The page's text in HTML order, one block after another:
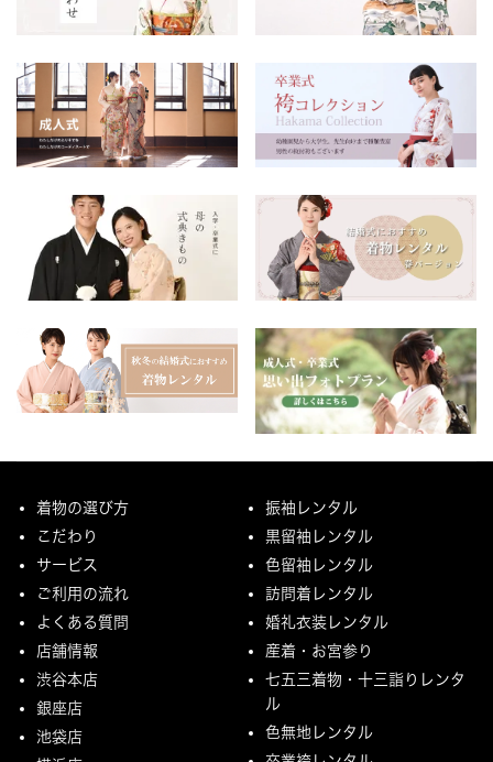
着物の選び方
こだわり
サービス
ご利用の流れ
よくある質問
店舗情報
渋谷本店
銀座店
池袋店
振袖レンタル
黒留袖レンタル
色留袖レンタル
訪問着レンタル
婚礼衣装レンタル
産着・お宮参り
七五三着物・十三詣りレンタ
ル
色無地レンタル